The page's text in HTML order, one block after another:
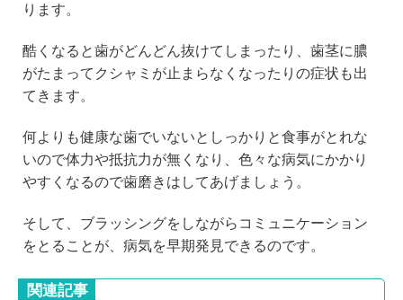
ります。
酷くなると歯がどんどん抜けてしまったり、歯茎に膿
がたまってクシャミが止まらなくなったりの症状も出
てきます。
何よりも健康な歯でいないとしっかりと食事がとれな
いので体力や抵抗力が無くなり、色々な病気にかかり
やすくなるので歯磨きはしてあげましょう。
そして、ブラッシングをしながらコミュニケーション
をとることが、病気を早期発見できるのです。
関連記事